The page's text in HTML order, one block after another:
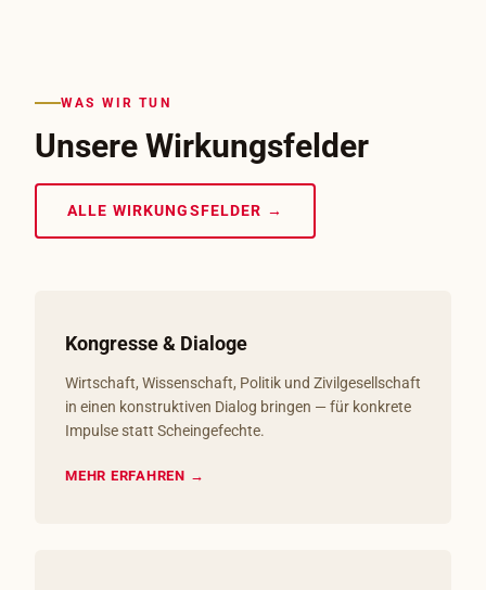
WAS WIR TUN
Unsere Wirkungsfelder
ALLE WIRKUNGSFELDER →
Kongresse & Dialoge
Wirtschaft, Wissenschaft, Politik und Zivilgesellschaft
in einen konstruktiven Dialog bringen — für konkrete
Impulse statt Scheingefechte.
MEHR ERFAHREN →